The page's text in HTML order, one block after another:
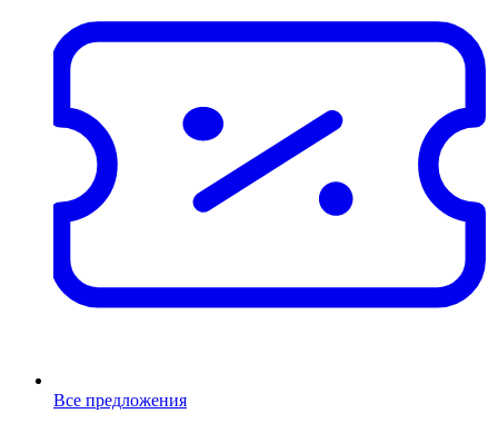
Все предложения